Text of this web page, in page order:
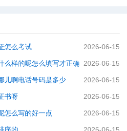
怎么考试 2026-06-15
么样的呢怎么填写才正确 2026-06-15
儿啊电话号码是多少 2026-06-15
书呀 2026-06-15
怎么写的好一点 2026-06-15